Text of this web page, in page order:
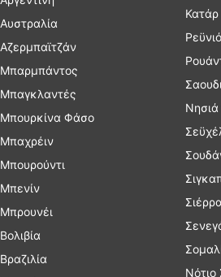
Αυστραλία
Αζερμπαϊτζάν
Μπαρμπάντος
Μπαγκλαντές
Μπουρκίνα Φάσο
Μπαχρέιν
Μπουρούντι
Μπενίν
Μπρουνέι
Βολιβία
Βραζιλία
Κατάρ
Νότιο